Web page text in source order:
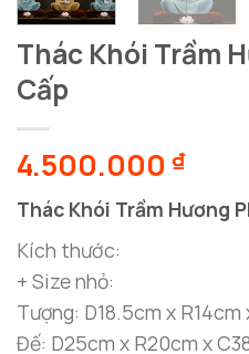
Thác Khói Trầm
Cấp
4.500.000 ₫
Thác Khói Trầm Hương
Kích thước:
+ Size nhỏ:
Tượng: D18.5cm x R14cm
Đế: D25cm x R20cm x